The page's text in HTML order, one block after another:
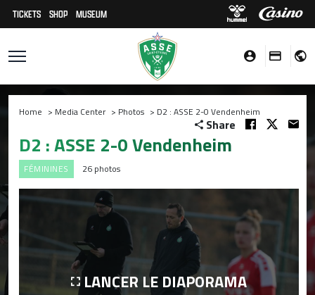
TICKETS SHOP MUSEUM
Home > Media Center > Photos > D2 : ASSE 2-0 Vendenheim
Share
D2 : ASSE 2-0 Vendenheim
FÉMININES 26 photos
LANCER LE DIAPORAMA